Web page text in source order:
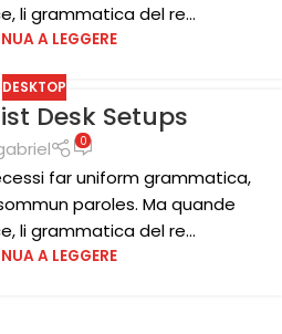
li grammatica del re...
A LEGGERE
DESKTOP
Desk Setups
0
far uniform grammatica,
paroles. Ma quande
li grammatica del re...
A LEGGERE